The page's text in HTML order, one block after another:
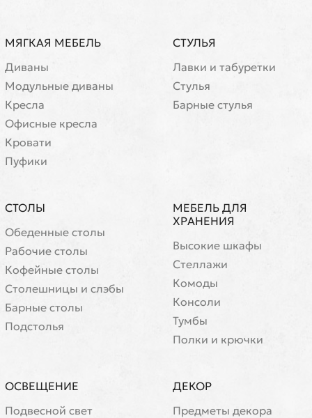
МЯГКАЯ МЕБЕЛЬ
Диваны
Модульные диваны
Кресла
Офисные кресла
Кровати
Пуфики
СТУЛЬЯ
Лавки и табуретки
Стулья
Барные стулья
СТОЛЫ
Обеденные столы
Рабочие столы
Кофейные столы
Cтолешницы и слэбы
Барные столы
Подстолья
МЕБЕЛЬ ДЛЯ
ХРАНЕНИЯ
Высокие шкафы
Стеллажи
Комоды
Консоли
Тумбы
Полки и крючки
ОСВЕЩЕНИЕ
Подвесной свет
ДЕКОР
Предметы декора